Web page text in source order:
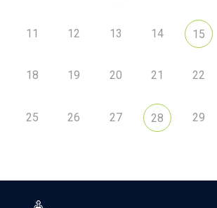
11 12 13 14 15
18 19 20 21 22
25 26 27 28 29